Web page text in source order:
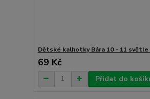
Dětské kalhotky Bára 10 - 11 světle
69 Kč
Přidat do